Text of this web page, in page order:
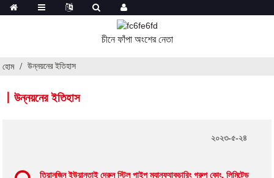
চীনে ফাঁপা অংশের নেতা
হোম উন্নয়নের ইতিহাস
丨উন্নয়নের ইতিহাস
২০২৩-৫-২৪
তিয়ানজিন ইউয়ানতাই দেরুন স্টিল পাইপ ম্যানুফ্যাকচারিং গ্রুপ কোং, লিমিটেড